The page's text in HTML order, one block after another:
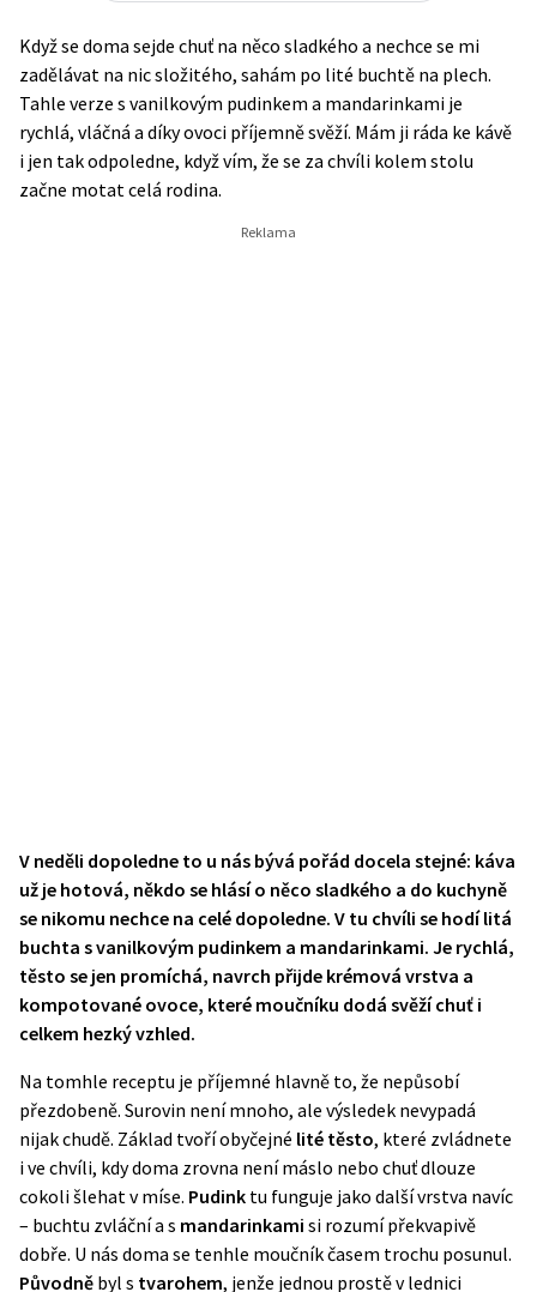
Když se doma sejde chuť na něco sladkého a nechce se mi
zadělávat na nic složitého, sahám po lité buchtě na plech.
Tahle verze s vanilkovým pudinkem a mandarinkami je
rychlá, vláčná a díky ovoci příjemně svěží. Mám ji ráda ke kávě
i jen tak odpoledne, když vím, že se za chvíli kolem stolu
začne motat celá rodina.
V neděli dopoledne to u nás bývá pořád docela stejné: káva
už je hotová, někdo se hlásí o něco sladkého a do kuchyně
se nikomu nechce na celé dopoledne. V tu chvíli se hodílitá
buchta s vanilkovým pudinkem a mandarinkami. Je rychlá,
těsto se jen promíchá, navrch přijde krémová vrstva a
kompotované ovoce, které moučníku dodá svěží chuť i
celkem hezký vzhled.
Na tomhle receptu je příjemné hlavně to, že nepůsobí
přezdobeně. Surovin není mnoho, ale výsledek nevypadá
nijak chudě. Základ tvoří obyčejné lité těsto, které zvládnete
i ve chvíli, kdy doma zrovna není máslo nebo chuť dlouze
cokoli šlehat v míse. Pudink tu funguje jako další vrstva navíc
– buchtu zvláční a s mandarinkami si rozumí překvapivě
dobře. U nás doma se tenhle moučník časem trochu posunul.
Původně byl s tvarohem, jenže jednou prostě v lednici